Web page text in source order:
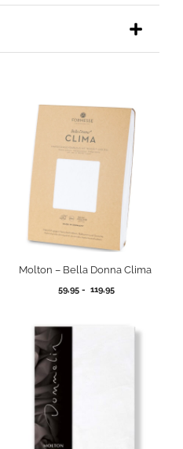
Molton – Bella Donna Clima
59,95 - 119,95Prijsklasse:
119,95